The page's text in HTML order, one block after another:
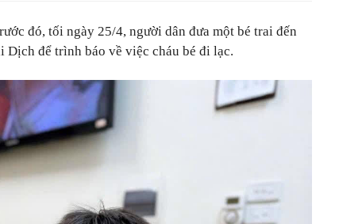
đó, tối ngày 25/4, người dân đưa một bé trai đến
Dịch để trình báo về việc cháu bé đi lạc.